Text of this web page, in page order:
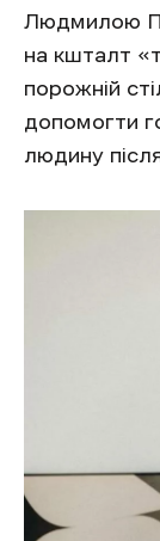
Людмилою
на кшталт
порожній
допомогти
людину